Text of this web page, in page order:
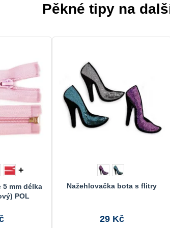
Pěkné tipy na
+
5 mm délka
POL
Nažehlovačka bota s flitry
29 Kč